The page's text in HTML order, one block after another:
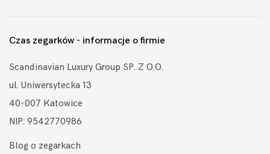
Czas zegarków - informacje o firmie
Scandinavian Luxury Group SP. Z O.O.
ul. Uniwersytecka 13
40-007 Katowice
NIP: 9542770986
Blog o zegarkach